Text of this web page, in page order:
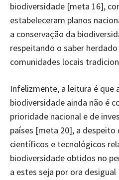
biodiversidade [meta 16],
estabeleceram planos
a conservação da
respeitando o saber
comunidades locais
Infelizmente, a leitura é que
biodiversidade ainda não é
prioridade nacional e de
países [meta 20], a despeito
científicos e tecnológicos
biodiversidade obtidos no
a estes seja por ora